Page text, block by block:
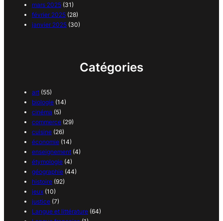
mars 2025 (31)
février 2025 (28)
janvier 2025 (30)
Catégories
art (55)
biologie (14)
cinéma (5)
commerce (29)
cuisine (26)
économie (14)
enseignement (4)
étymologie (4)
géographie (44)
histoire (92)
jeux (10)
justice (7)
Langue et littérature (64)